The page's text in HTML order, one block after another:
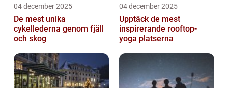
04 december 2025
De mest unika
cykellederna genom fjäll
och skog
04 december 2025
Upptäck de mest
inspirerande rooftop-
yoga platserna